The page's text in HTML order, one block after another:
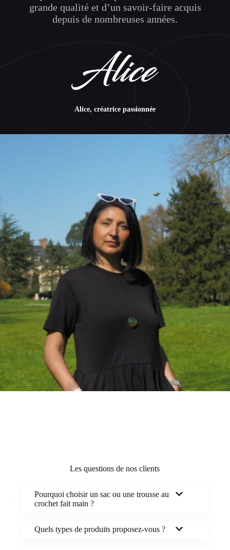
grande qualité et d’un savoir-faire acquis
depuis de nombreuses années.
Alice, créatrice passionnée
Les questions de nos clients
Pourquoi choisir un sac ou une trousse au
crochet fait main ?
Quels types de produits proposez-vous ?